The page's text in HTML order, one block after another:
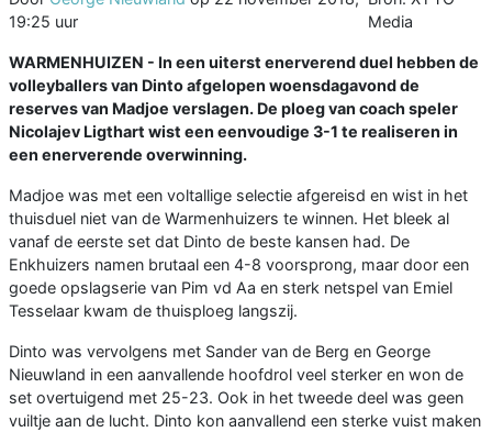
19:25 uur
Media
WARMENHUIZEN - In een uiterst enerverend duel hebben de
volleyballers van Dinto afgelopen woensdagavond de
reserves van Madjoe verslagen. De ploeg van coach speler
Nicolajev Ligthart wist een eenvoudige 3-1 te realiseren in
een enerverende overwinning.
Madjoe was met een voltallige selectie afgereisd en wist in het
thuisduel niet van de Warmenhuizers te winnen. Het bleek al
vanaf de eerste set dat Dinto de beste kansen had. De
Enkhuizers namen brutaal een 4-8 voorsprong, maar door een
goede opslagserie van Pim vd Aa en sterk netspel van Emiel
Tesselaar kwam de thuisploeg langszij.
Dinto was vervolgens met Sander van de Berg en George
Nieuwland in een aanvallende hoofdrol veel sterker en won de
set overtuigend met 25-23. Ook in het tweede deel was geen
vuiltje aan de lucht. Dinto kon aanvallend een sterke vuist maken